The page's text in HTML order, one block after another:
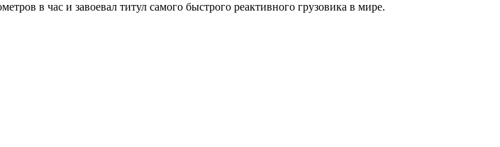
в час и завоевал титул самого быстрого реактивного грузовика в мире.